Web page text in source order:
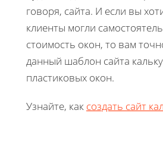
говоря, сайта. И если вы
клиенты могли
стоимость окон, то вам
данный шаблон сайта
пластиковых окон.
Узнайте, как создать сайт